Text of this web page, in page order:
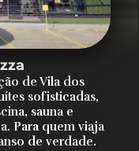
de Vila dos
sofisticadas,
sauna e
Para quem viaja
de verdade.